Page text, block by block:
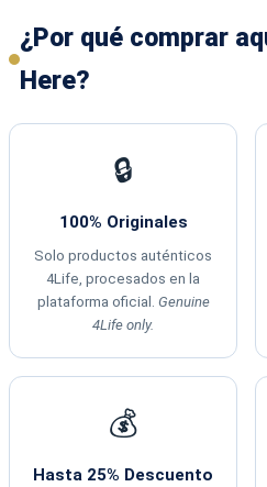
¿Por qué comprar
Here?
🔒
100% Originales
Solo productos auténticos
4Life, procesados en la
plataforma oficial. Genuine
4Life only.
💰
Hasta 25% Descuento